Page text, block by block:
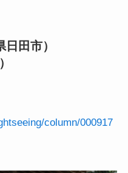
田市）
column/000917